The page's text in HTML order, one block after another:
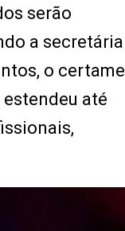
serão
a secretária
o certame
até